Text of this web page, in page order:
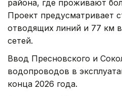
района, где проживают
Проект предусматривает
отводящих линий и 77 км
сетей.
Ввод Пресновского и
водопроводов в
конца 2026 года.